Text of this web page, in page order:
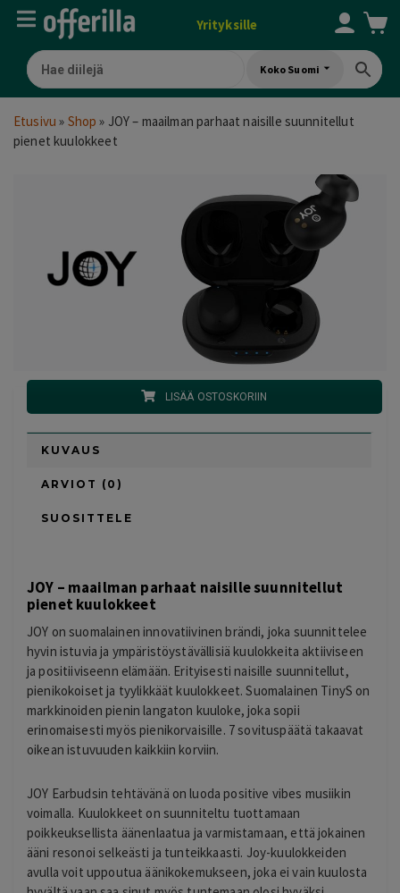
Yrityksille
Koko Suomi
Etusivu » Shop » JOY – maailman parhaat naisille suunnitellut
pienet kuulokkeet
LISÄÄ OSTOSKORIIN
KUVAUS
ARVIOT (0)
SUOSITTELE
JOY – maailman parhaat naisille suunnitellut
pienet kuulokkeet
JOY on suomalainen innovatiivinen brändi, joka suunnittelee
hyvin istuvia ja ympäristöystävällisiä kuulokkeita aktiiviseen
ja positiiviseenn elämään. Erityisesti naisille suunnitellut,
pienikokoiset ja tyylikkäät kuulokkeet. Suomalainen TinyS on
markkinoiden pienin langaton kuuloke, joka sopii
erinomaisesti myös pienikorvaisille. 7 sovituspäätä takaavat
oikean istuvuuden kaikkiin korviin.
JOY Earbudsin tehtävänä on luoda positive vibes musiikin
voimalla. Kuulokkeet on suunniteltu tuottamaan
poikkeuksellista äänenlaatua ja varmistamaan, että jokainen
ääni resonoi selkeästi ja tunteikkaasti. Joy-kuulokkeiden
avulla voit uppoutua äänikokemukseen, joka ei vain kuulosta